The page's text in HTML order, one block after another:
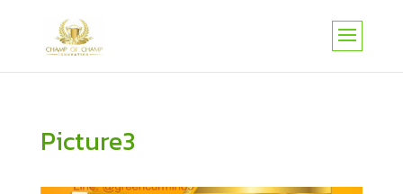
Picture3